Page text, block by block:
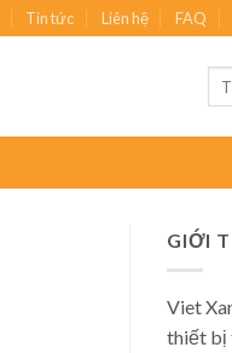
Tin tức Liên hệ FAQ
GIỚI
Viet
thiết bị